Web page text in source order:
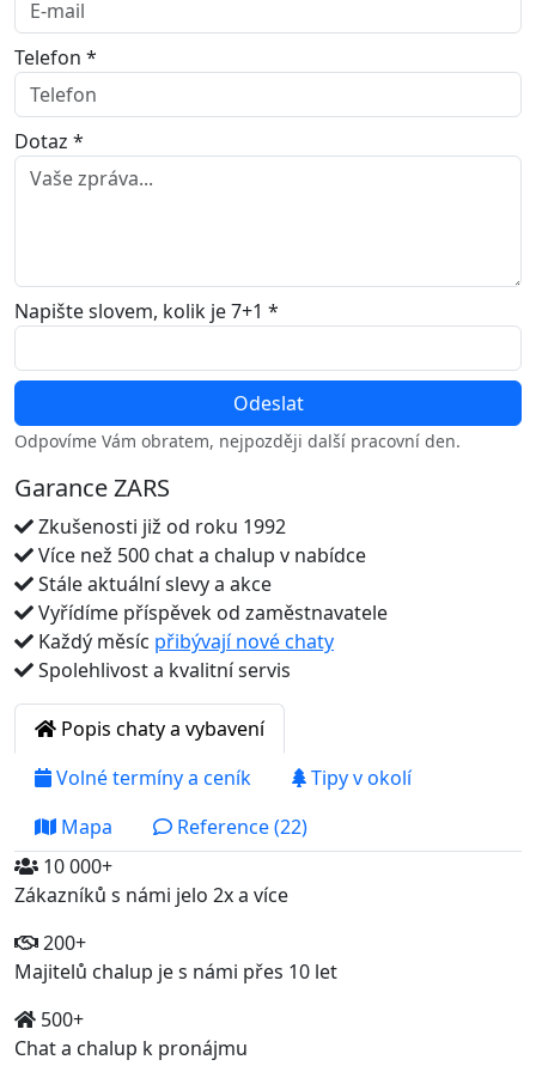
Telefon *
Dotaz *
Napište slovem, kolik je 7+1 *
Odpovíme Vám obratem, nejpozději další pracovní den.
Garance ZARS
Zkušenosti již od roku 1992
Více než 500 chat a chalup v nabídce
Stále aktuální slevy a akce
Vyřídíme příspěvek od zaměstnavatele
Každý měsíc přibývají nové chaty
Spolehlivost a kvalitní servis
Popis chaty a vybavení
Volné termíny a ceník
Tipy v okolí
Mapa
Reference (22)
10 000+
Zákazníků s námi jelo 2x a více
200+
Majitelů chalup je s námi přes 10 let
500+
Chat a chalup k pronájmu